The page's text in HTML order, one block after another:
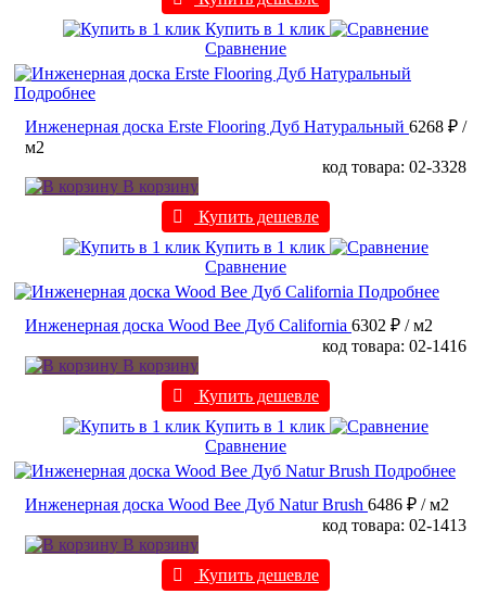
Купить в 1 клик
Сравнение
Подробнее
Инженерная доска Erste Flooring Дуб Натуральный 6268 ₽ /
м2
код товара: 02-3328
В корзину
Купить дешевле
Купить в 1 клик
Сравнение
Подробнее
Инженерная доска Wood Bee Дуб California 6302 ₽ / м2
код товара: 02-1416
В корзину
Купить дешевле
Купить в 1 клик
Сравнение
Подробнее
Инженерная доска Wood Bee Дуб Natur Brush 6486 ₽ / м2
код товара: 02-1413
В корзину
Купить дешевле